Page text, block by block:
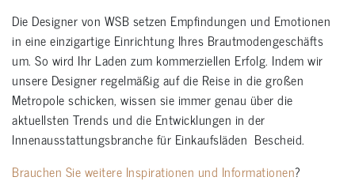
Die Designer von WSB setzen Empfindungen und Emotionen
in eine einzigartige Einrichtung Ihres Brautmodengeschäfts
um. So wird Ihr Laden zum kommerziellen Erfolg. Indem wir
unsere Designer regelmäßig auf die Reise in die großen
Metropole schicken, wissen sie immer genau über die
aktuellsten Trends und die Entwicklungen in der
Innenausstattungsbranche für Einkaufsläden Bescheid.
Brauchen Sie weitere Inspirationen und Informationen?